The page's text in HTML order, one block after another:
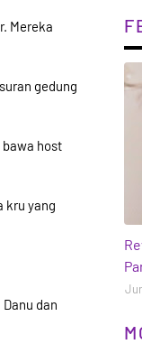
Mereka
gedung
host
kru yang
dan